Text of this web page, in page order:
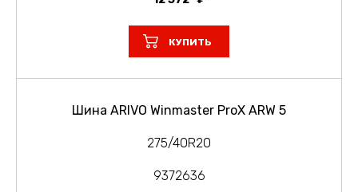
КУПИТЬ
Шина ARIVO Winmaster ProX ARW 5
275/40R20
9372636